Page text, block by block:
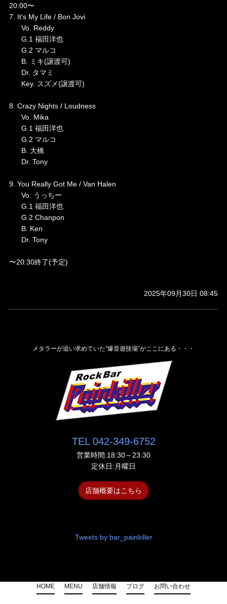
20:00〜
7. It's My Life / Bon Jovi
Vo. Reddy
G.1 福田洋也
G.2 マルコ
B. ミキ(譲渡可)
Dr. タマミ
Key. スズメ(譲渡可)
8. Crazy Nights / Loudness
Vo. Mika
G.1 福田洋也
G.2 マルコ
B. 大橋
Dr. Tony
9. You Really Got Me / Van Halen
Vo. うっちー
G.1 福田洋也
G.2 Chanpon
B. Ken
Dr. Tony
〜20:30終了(予定)
2025年09月30日 08:45
メタラーが追い求めていた”爆音遊技場”がここにある・・・
TEL 042-349-6752
営業時間:18:30～23:30
定休日:月曜日
店舗概要はこちら
Tweets by bar_painkiller
HOME MENU 店舗情報 ブログ お問い合わせ